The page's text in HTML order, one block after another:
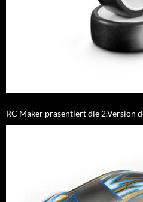
RC Maker präsentiert die 2.Version